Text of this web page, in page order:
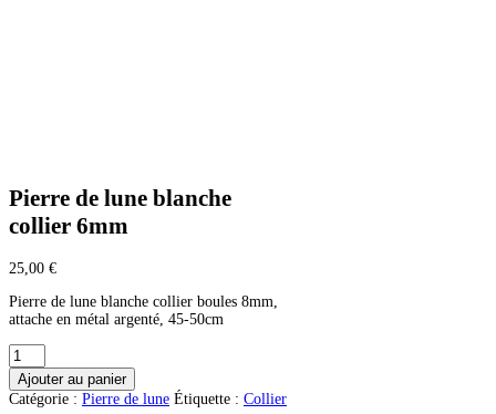
Pierre de lune blanche
collier 6mm
25,00 €
Pierre de lune blanche collier boules 8mm,
attache en métal argenté, 45-50cm
quantité
de
Pierre
de
Ajouter au panier
Catégorie : Pierre de lune Étiquette : Collier